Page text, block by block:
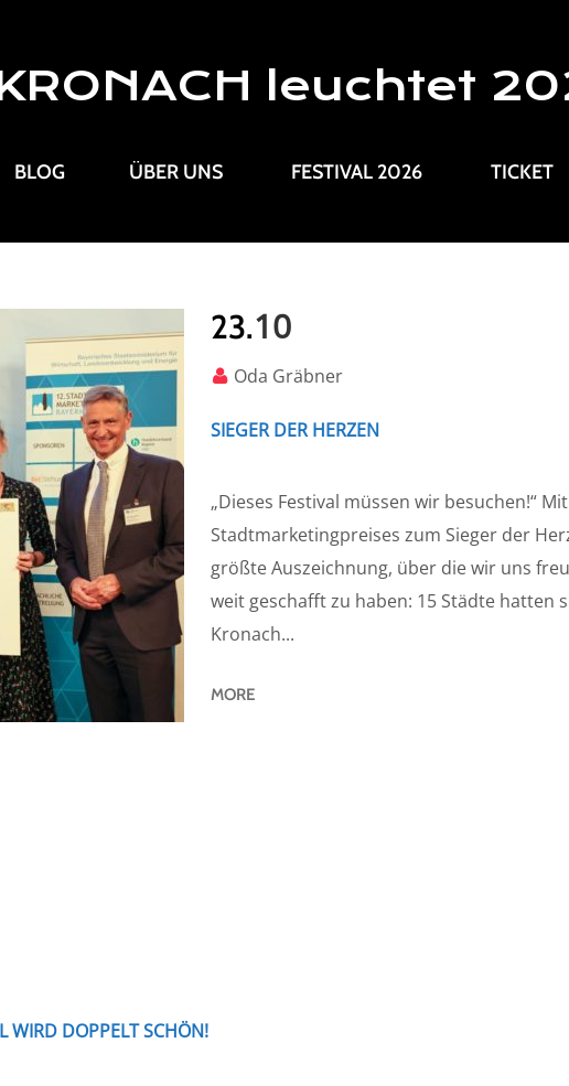
leuchtet
BLOG ÜBER UNS FESTIVAL 2026 TICKET
23.10
Oda Gräbner
SIEGER DER HERZEN
„Dieses Festival müssen wir besuchen!“
Stadtmarketingpreises zum Sieger der
größte Auszeichnung, über die wir uns
weit geschafft zu haben: 15 Städte hatten
Kronach...
MORE
WIRD DOPPELT SCHÖN!